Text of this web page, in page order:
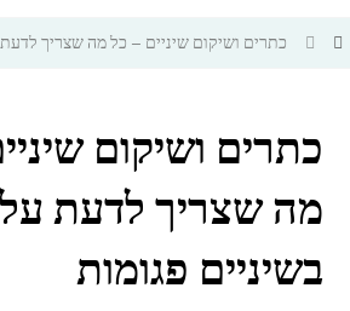
כתרים ושיקום שיניים – כל מה שצריך לדעת
כתרים ושיקום
מה שצריך לדעת
בשיניים פגומות